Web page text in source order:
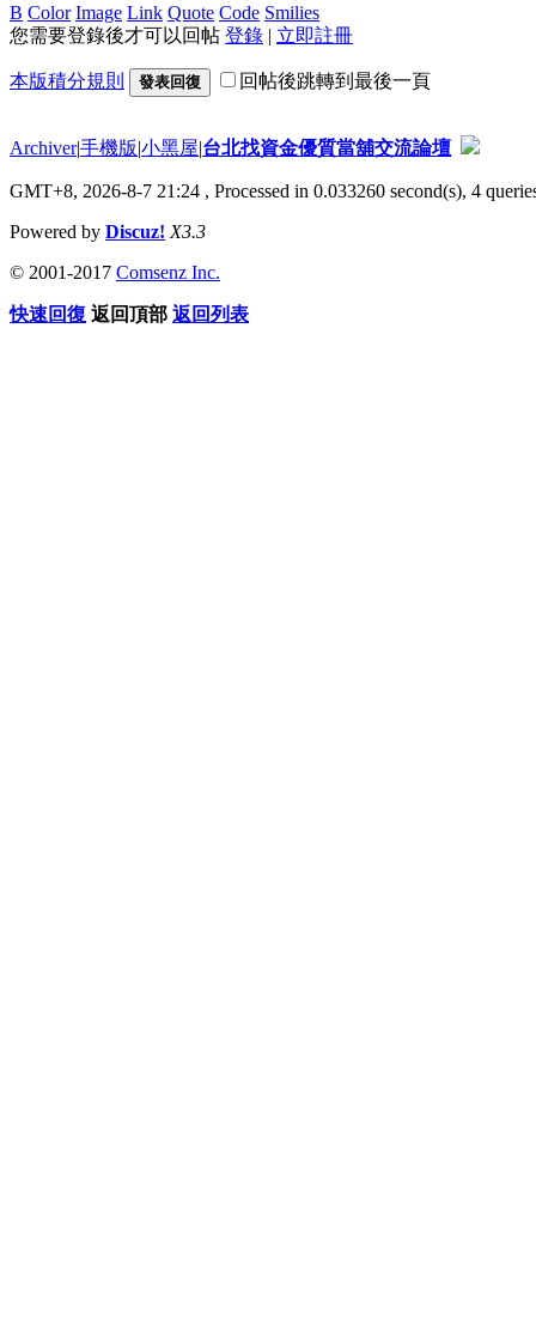
B Color Image Link Quote Code Smilies
您需要登錄後才可以回帖 登錄 | 立即註冊
本版積分規則 發表回復 回帖後跳轉到最後一頁
Archiver|手機版|小黑屋|台北找資金優質當舖交流論壇
GMT+8, 2026-8-7 21:24 , Processed in 0.033260 second(s), 4
Powered by Discuz! X3.3
© 2001-2017 Comsenz Inc.
快速回復 返回頂部 返回列表